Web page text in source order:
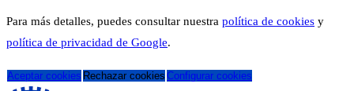
Para más detalles, puedes consultar nuestra política de cookies y
política de privacidad de Google.
Aceptar cookies Rechazar cookies Configurar cookies